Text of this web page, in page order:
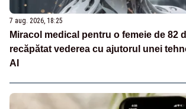
7 aug. 2026, 18:25
Miracol medical pentru o femeie de 82
recăpătat vederea cu ajutorul unei
AI